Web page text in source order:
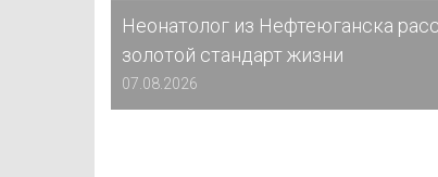
Неонатолог из Нефтеюганска
золотой стандарт жизни
07.08.2026